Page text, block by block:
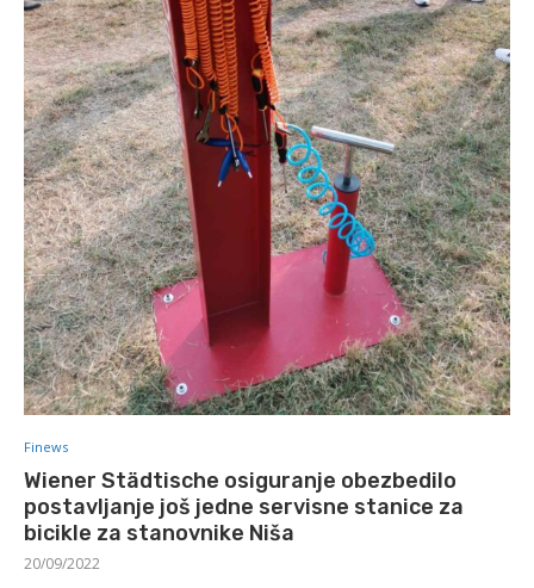
Finews
Wiener Städtische osiguranje obezbedilo
postavljanje još jedne servisne stanice za
bicikle za stanovnike Niša
20/09/2022